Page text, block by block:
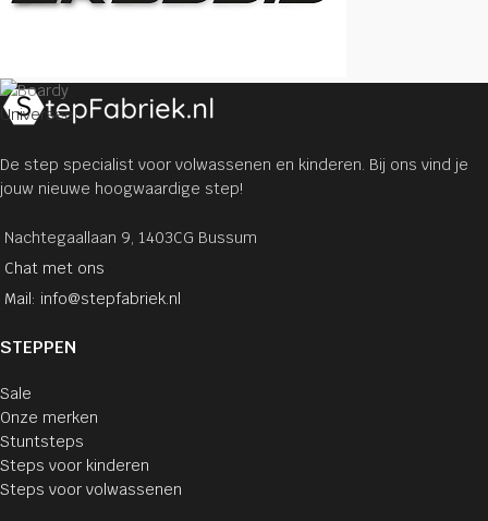
Universeel
De step specialist voor volwassenen en kinderen. Bij ons vind je
jouw nieuwe hoogwaardige step!
Nachtegaallaan 9, 1403CG Bussum
Chat met ons
Mail: info@stepfabriek.nl
STEPPEN
Sale
Onze merken
Stuntsteps
Steps voor kinderen
Steps voor volwassenen